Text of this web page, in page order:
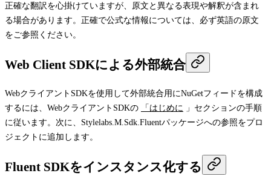
正確な翻訳を心掛けていますが、原文と異なる表現や解釈が含まれ
る場合があります。正確で公式な情報については、必ず英語の原文
をご参照ください。
Web Client SDKによる外部統合
WebクライアントSDKを使用して外部統合用にNuGetフィードを構成
するには、WebクライアントSDKの
「はじめに
」セクションの手順
に従います。次に、 Stylelabs.M.Sdk.Fluentパッケージへの参照をプロ
ジェクトに追加します。
Fluent SDKをインスタンス化する